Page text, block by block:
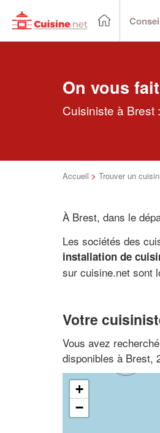
On vous
Cuisiniste à Brest
Accueil > Trouver un
À Brest, dans le
Les sociétés des
installation de
sur cuisine.net sont
Votre
Vous avez
disponibles à Brest,
+
−